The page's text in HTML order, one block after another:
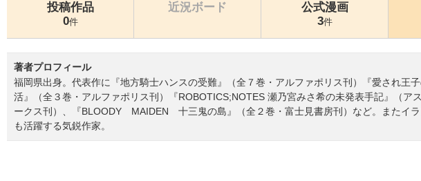
投稿作品
0件
近況ボード
公式漫画
3件
著者プロフィール
福岡県出身。代表作に『地方騎士ハンスの受難』（全７巻・アルファポリス刊）『愛され王
活』（全３巻・アルファポリス刊）『ROBOTICS;NOTES 瀬乃宮みさ希の未発表手記』（ア
ークス刊）、『BLOODY MAIDEN 十三鬼の島』（全２巻・富士見書房刊）など。またイラ
も活躍する気鋭作家。